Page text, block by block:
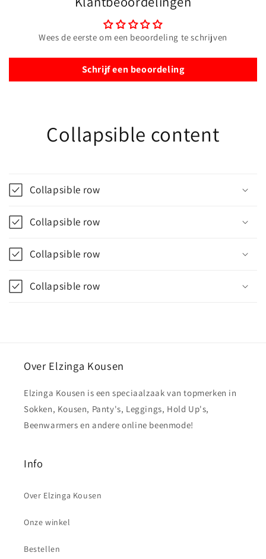
Wees de eerste om een beoordeling te schrijven
Schrijf een beoordeling
Collapsible content
Collapsible row
Collapsible row
Collapsible row
Collapsible row
Over Elzinga Kousen
Elzinga Kousen is een speciaalzaak van topmerken in
Sokken, Kousen, Panty's, Leggings, Hold Up's,
Beenwarmers en andere online beenmode!
Info
Over Elzinga Kousen
Onze winkel
Bestellen